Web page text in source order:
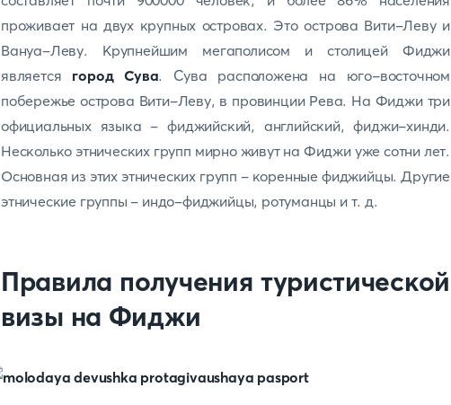
проживает на двух крупных островах. Это острова Вити-Леву и
Вануа-Леву. Крупнейшим мегаполисом и столицей Фиджи
является город Сува. Сува расположена на юго-восточном
побережье острова Вити-Леву, в провинции Рева. На Фиджи три
официальных языка - фиджийский, английский, фиджи-хинди.
Несколько этнических групп мирно живут на Фиджи уже сотни лет.
Основная из этих этнических групп - коренные фиджийцы. Другие
этнические группы - индо-фиджийцы, ротуманцы и т. д.
Правила получения туристической
визы на Фиджи